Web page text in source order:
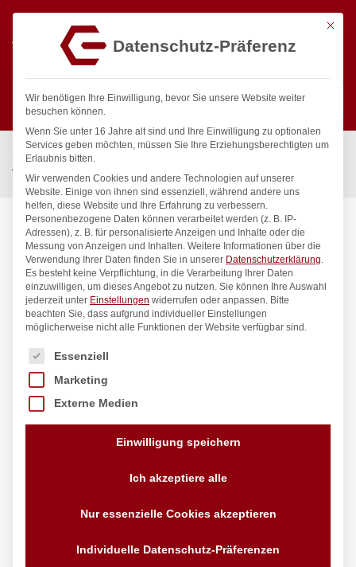
Suchen
Start / Gastronomiebedarf & Gastro Geräte für Profis
Wassertechnik
Wandbatterie gastro Wandbatterie 1/2″
Mit
Datenschutz-Präferenz
Wir benötigen Ihre Einwilligung, bevor Sie unsere Website weiter
besuchen können.
Wenn Sie unter 16 Jahre alt sind und Ihre Einwilligung zu optionalen
Services geben möchten, müssen Sie Ihre Erziehungsberechtigten um
Erlaubnis bitten.
Wir verwenden Cookies und andere Technologien auf unserer
Website. Einige von ihnen sind essenziell, während andere uns
helfen, diese Website und Ihre Erfahrung zu verbessern.
Personenbezogene Daten können verarbeitet werden (z. B. IP-
Adressen), z. B. für personalisierte Anzeigen und Inhalte oder die
Messung von Anzeigen und Inhalten. Weitere Informationen über die
Verwendung Ihrer Daten finden Sie in unserer Datenschutzerklärung.
Es besteht keine Verpflichtung, in die Verarbeitung Ihrer Daten
einzuwilligen, um dieses Angebot zu nutzen. Sie können Ihre Auswahl
jederzeit unter Einstellungen widerrufen oder anpassen. Bitte
beachten Sie, dass aufgrund individueller Einstellungen
möglicherweise nicht alle Funktionen der Website verfügbar sind.
Es folgt eine Liste der Service-Gruppen, für die eine
Essenziell
Marketing
Externe Medien
Einwilligung speichern
Ich akzeptiere alle
Nur essenzielle Cookies akzeptieren
Individuelle Datenschutz-Präferenzen